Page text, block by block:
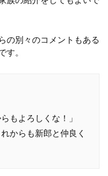
の別々のコメントもある
す。
もよろしくな！」
からも新郎と仲良く